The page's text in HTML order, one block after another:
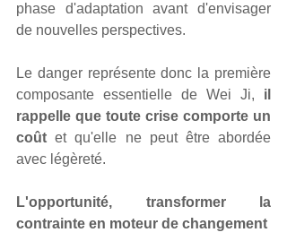
phase d'adaptation avant d'envisager
de nouvelles perspectives.
Le danger représente donc la première
composante essentielle de Wei Ji, il
rappelle que toute crise comporte un
coût et qu'elle ne peut être abordée
avec légèreté.
L'opportunité, transformer la
contrainte en moteur de changement